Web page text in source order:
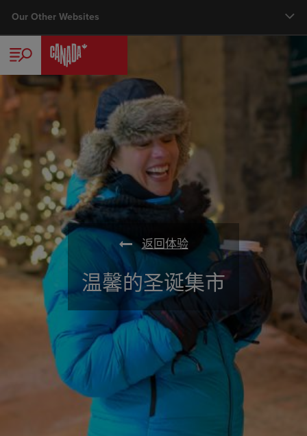
content
Our Other Websites
旅行者
商务
加拿大旅游专家计划
媒体中心
会议、展览及奖励旅游
Main nav
返回体验
温馨的圣诞集市